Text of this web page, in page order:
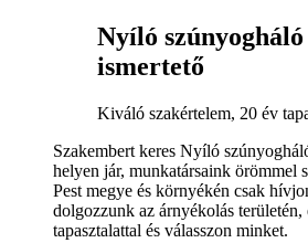
Nyíló
ismertető
Kiváló szakértelem, 20 év
Szakembert keres Nyíló
helyen jár, munkatársaink örömmel
Pest megye és környékén csak
dolgozzunk az árnyékolás területén,
tapasztalattal és válasszon minket.